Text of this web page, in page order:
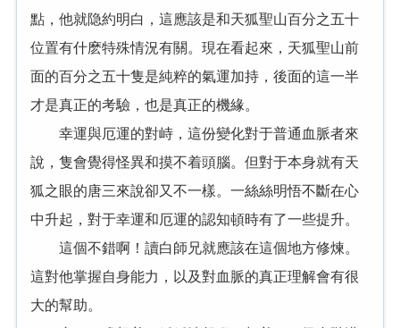
點，他就隐約明白，這應該是和天狐聖山百分之五十
位置有什麽特殊情況有關。現在看起來，天狐聖山前
面的百分之五十隻是純粹的氣運加持，後面的這一半
才是真正的考驗，也是真正的機緣。
幸運與厄運的對峙，這份變化對于普通血脈者來
說，隻會覺得怪異和摸不着頭腦。但對于本身就有天
狐之眼的唐三來說卻又不一樣。一絲絲明悟不斷在心
中升起，對于幸運和厄運的認知頓時有了一些提升。
這個不錯啊！讀白師兄就應該在這個地方修煉。
這對他掌握自身能力，以及對血脈的真正理解會有很
大的幫助。